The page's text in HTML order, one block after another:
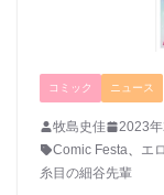
コミック ニュース
牧島史佳 2023
Comic Festa
エ
糸目の細谷先輩